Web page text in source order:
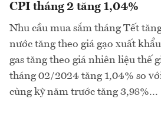
CPI tháng 2 tăng 1,04%
Nhu cầu mua sắm tháng Tết
nước tăng theo giá gạo xuất
gas tăng theo giá nhiên liệu thế
tháng 02/2024 tăng 1,04% so
cùng kỳ năm trước tăng 3,98%...